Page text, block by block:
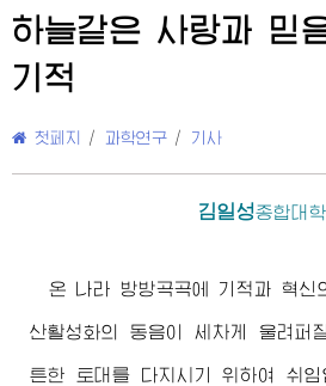
하늘같은 사랑과 믿
기적
첫페지 / 과학연구 / 기사
김일성종합대학
온 나라 방방곡곡에 기적과 혁신
산활성화의 동음이 세차게 울려퍼
튼한 토대를 다지시기 위하여 쉬